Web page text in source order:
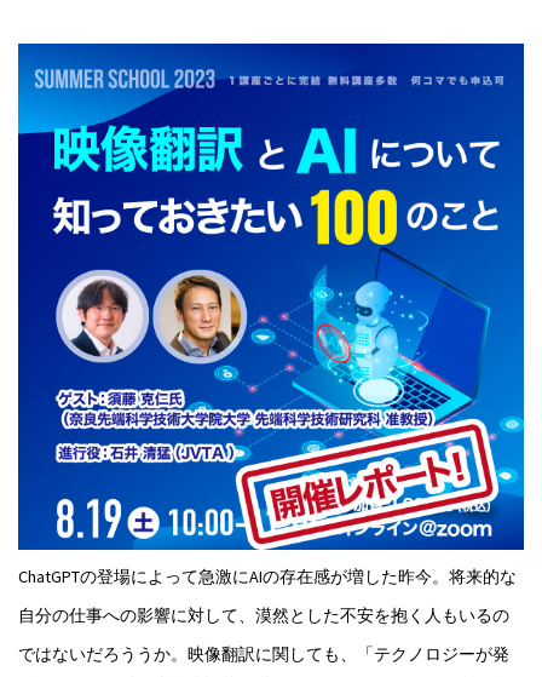
ChatGPTの登場によって急激にAIの存在感が増した昨今。将来的な
自分の仕事への影響に対して、漠然とした不安を抱く人もいるの
ではないだろううか。映像翻訳に関しても、「テクノロジーが発